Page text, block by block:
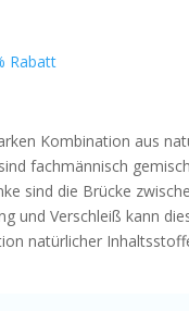
Rabatt
Kombination aus
fachmännisch
sind die Brücke
und Verschleiß kann
natürlicher